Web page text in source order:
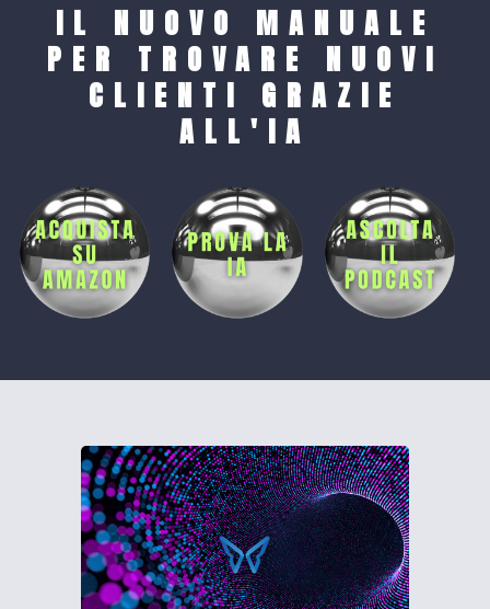
IL NUOVO MANUALE
PER TROVARE NUOVI
CLIENTI GRAZIE
ALL'IA